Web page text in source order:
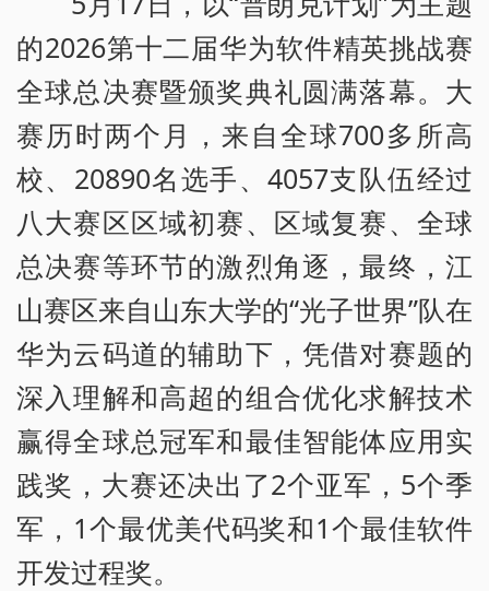
的2026第十二届华为软件精英挑战赛
全球总决赛暨颁奖典礼圆满落幕。大
赛历时两个月，来自全球700多所高
校、20890名选手、4057支队伍经过
八大赛区区域初赛、区域复赛、全球
总决赛等环节的激烈角逐，最终，江
山赛区来自山东大学的“光子世界”队在
华为云码道的辅助下，凭借对赛题的
深入理解和高超的组合优化求解技术
赢得全球总冠军和最佳智能体应用实
践奖，大赛还决出了2个亚军，5个季
军，1个最优美代码奖和1个最佳软件
开发过程奖。